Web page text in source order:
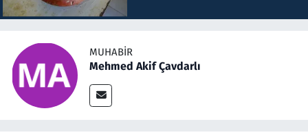
MUHABIR
Mehmed Akif Çavdarlı